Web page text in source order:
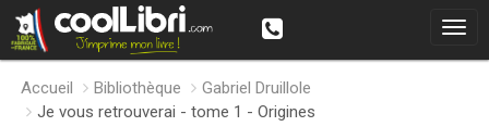
Accueil Bibliothèque
Gabriel Druillole
Je vous retrouverai - tome 1 - Origines